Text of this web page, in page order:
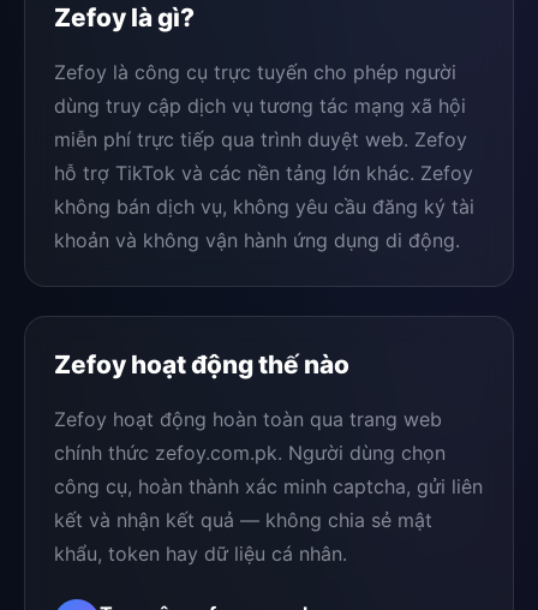
Zefoy là gì?
Zefoy là công cụ trực tuyến cho phép người
dùng truy cập dịch vụ tương tác mạng xã hội
miễn phí trực tiếp qua trình duyệt web. Zefoy
hỗ trợ TikTok và các nền tảng lớn khác. Zefoy
không bán dịch vụ, không yêu cầu đăng ký tài
khoản và không vận hành ứng dụng di động.
Zefoy hoạt động thế nào
Zefoy hoạt động hoàn toàn qua trang web
chính thức zefoy.com.pk. Người dùng chọn
công cụ, hoàn thành xác minh captcha, gửi liên
kết và nhận kết quả — không chia sẻ mật
khẩu, token hay dữ liệu cá nhân.